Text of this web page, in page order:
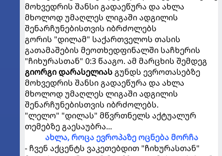
მოხვედრის შანსი გადაეწურა და ახლა
მხოლოდ უმაღლეს ლიგაში ადგილის
შენარჩუნებისთვის იბრძოლებს
გორის "დილამ" საქართველოს თასის
გათამაშების მეოთხედფინალში საჩხერის
"ჩიხურასთან" 0:3 წააგო. ამ მარცხის შემდეგ
გიორგი დარასელიასგუნდს ევროთასებზე
მოხვედრის შანსი გადაეწურა და ახლა
მხოლოდ უმაღლეს ლიგაში ადგილის
შენარჩუნებისთვის იბრძოლებს.
"ლელო" "დილას" მწვრთნელს აქტუალურ
თემებზე გაესაუბრა...
ახლა, როცა ევროპაზე ოცნება მორჩა
- ჩვენ აქცენტს ვაკეთებდით "ჩიხურასთან"